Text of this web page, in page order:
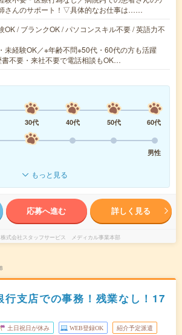
さんのサポート！▽具体的なお仕事は……
OK / ブランクOK / パソコンスキル不要 / 英語力不
未経験OK／※年齢不問※50代・60代の方も活躍
不要・来社不要で電話相談もOK…
30代 40代 50代
60代
男性
もっと見る
応募へ進む 詳しく見る
株式会社スタッフサービス メディカル事業本部
行支店での事務！残業なし！17
土日祝日が休み WEB登録OK 紹介予定派遣